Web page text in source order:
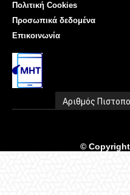
Πολιτική Cookies
Προσωπικά δεδομένα
Επικοινωνία
Αριθμός
©